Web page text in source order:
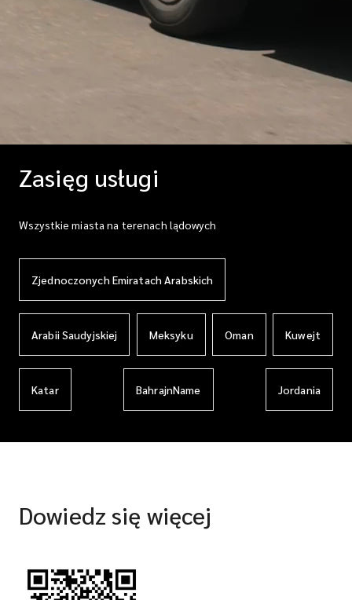
Zasięg usługi
Wszystkie miasta na terenach lądowych
Zjednoczonych Emiratach Arabskich
Arabii Saudyjskiej Meksyku Oman Kuwejt
Katar BahrajnName Jordania
Dowiedz się więcej